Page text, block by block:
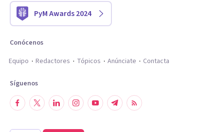
PyM Awards 2024
Conócenos
Equipo
Redactores Tópicos Anúnciate Contacta
Síguenos